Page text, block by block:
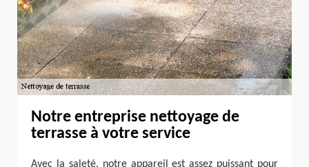
Notre entreprise nettoyage de
terrasse à votre service
Avec la saleté, notre appareil est assez puissant pour